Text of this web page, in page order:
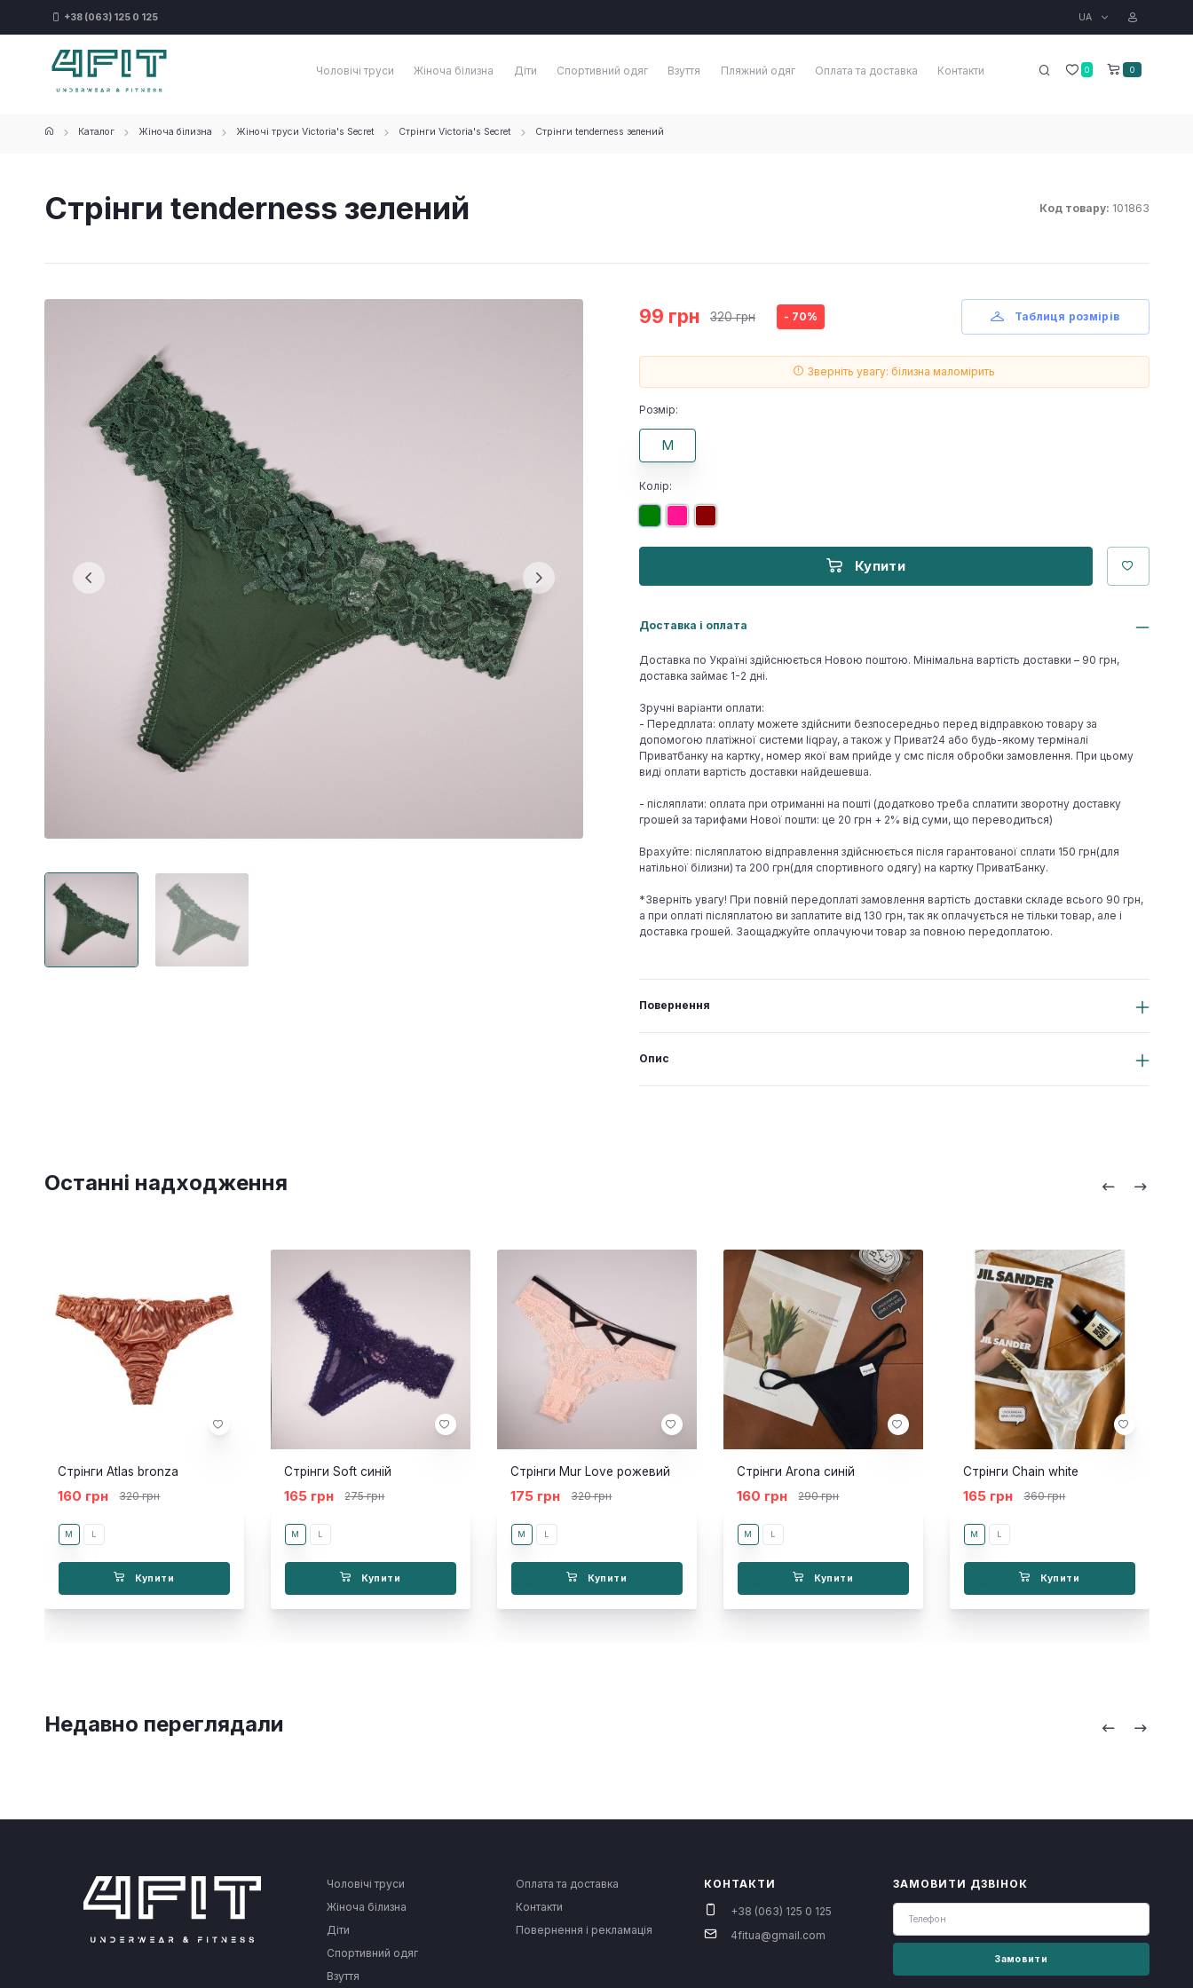
+38 (063) 125 0 125 UA
0 0
Чоловічі труси Жіноча білизна Діти Спортивний одяг Взуття Пляжний одяг Оплата та доставка Контакти
Каталог Жіноча білизна Жіночі труси Victoria's Secret Стрінги Victoria's Secret Стрінги tenderness зелений
Стрінги tenderness зелений Код товару: 101863
99 грн 320 грн - 70% Таблиця розмірів
Зверніть увагу: білизна маломірить
Розмір:
M
Колір:
Купити
Доставка і оплата
Доставка по Україні здійснюється Новою поштою. Мінімальна вартість доставки – 90 грн,
доставка займає 1-2 дні.
Зручні варіанти оплати:
- Передплата: оплату можете здійснити безпосередньо перед відправкою товару за
допомогою платіжної системи liqpay, а також у Приват24 або будь-якому терміналі
Приватбанку на картку, номер якої вам прийде у смс після обробки замовлення. При цьому
виді оплати вартість доставки найдешевша.
- післяплати: оплата при отриманні на пошті (додатково треба сплатити зворотну доставку
грошей за тарифами Нової пошти: це 20 грн + 2% від суми, що переводиться)
Врахуйте: післяплатою відправлення здійснюється після гарантованої сплати 150 грн(для
натільної білизни) та 200 грн(для спортивного одягу) на картку ПриватБанку.
*Зверніть увагу! При повній передоплаті замовлення вартість доставки складе всього 90 грн,
а при оплаті післяплатою ви заплатите від 130 грн, так як оплачується не тільки товар, але і
доставка грошей. Заощаджуйте оплачуючи товар за повною передоплатою.
Повернення
Опис
Останні надходження
Стрінги Atlas bronza
160 грн 320 грн
M L
Купити
Стрінги Soft синій
165 грн 275 грн
M L
Купити
Стрінги Mur Love рожевий
175 грн 320 грн
M L
Купити
Стрінги Arona синій
160 грн 290 грн
M L
Купити
Стрінги Chain white
165 грн 360 грн
M L
Купити
Недавно переглядали
Чоловічі труси
Жіноча білизна
Діти
Спортивний одяг
Взуття
Оплата та доставка
Контакти
Повернення і рекламація
КОНТАКТИ
+38 (063) 125 0 125
4fitua@gmail.com
ЗАМОВИТИ ДЗВІНОК
Замовити